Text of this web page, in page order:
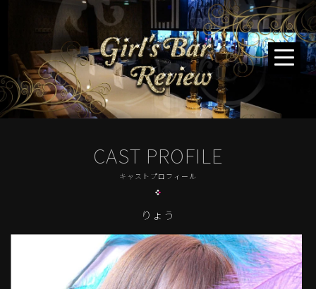
CAST PROFILE
キャストプロフィール
りょう